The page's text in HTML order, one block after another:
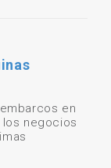
en
negocios